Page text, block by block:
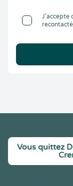
J’accepte
Vous quittez